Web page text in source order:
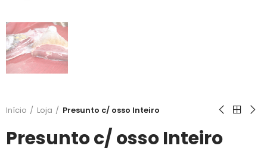
Início Loja Presunto c/ osso Inteiro
Presunto c/ osso Inteiro